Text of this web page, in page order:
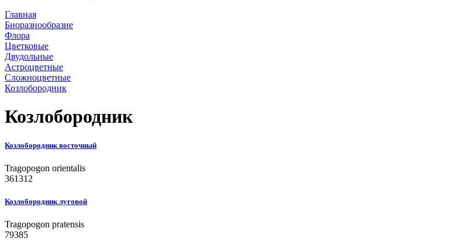
Главная
Биоразнообразие
Флора
Цветковые
Двудольные
Астроцветные
Сложноцветные
Козлобородник
Козлобородник
Козлобородник восточный
Tragopogon orientalis
361312
Козлобородник луговой
Tragopogon pratensis
79385